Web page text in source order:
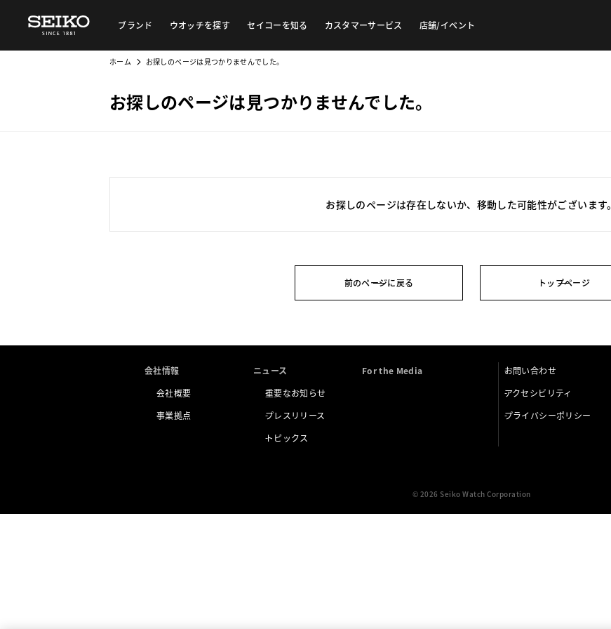
ブランド ウオッチを探す セイコーを知る カスタマーサービス 店舗/イベント
ホーム お探しのページは見つかりませんでした。
お探しのページは見つかりませんでした。
お探しのページは存在しないか、移動した可能性がございます。
前のページに戻る トップページ
会社情報
会社概要
事業拠点
ニュース
重要なお知らせ
プレスリリース
トピックス
For the Media
お問い合わせ
アクセシビリティ
プライバシーポリシー
© 2026 Seiko Watch Corporation